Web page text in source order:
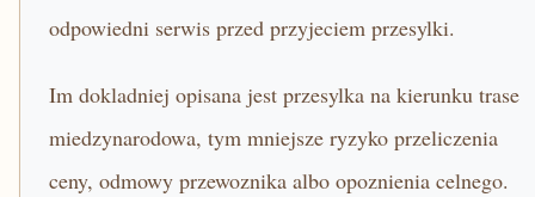
odpowiedni serwis przed przyjeciem przesylki.
Im dokladniej opisana jest przesylka na kierunku trase
miedzynarodowa, tym mniejsze ryzyko przeliczenia
ceny, odmowy przewoznika albo opoznienia celnego.